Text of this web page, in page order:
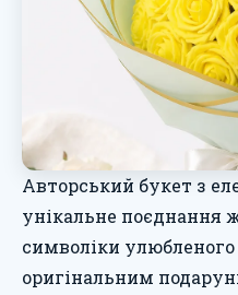
Авторський букет з
унікальне поєднання
символіки улюбленого
оригінальним